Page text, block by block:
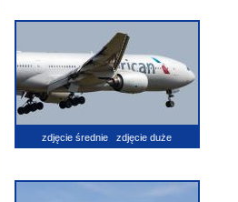
zdjęcie średnie zdjęcie duże